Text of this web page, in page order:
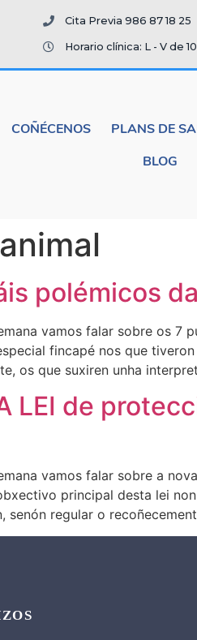
Cita Previa 986 87 18 25
Horario clínica: L - V de
COÑÉCENOS PLANS DE
BLOG
polémicos
vamos falar sobre os
fincapé nos que
os que suxiren unha
LEI de
vamos falar sobre a
principal desta lei
senón regular o